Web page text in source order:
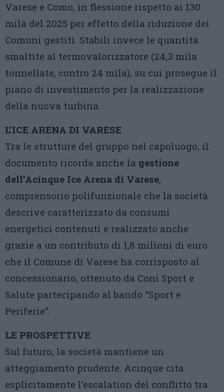
Varese e Como, in flessione rispetto ai 130
mila del 2025 per effetto della riduzione dei
Comuni gestiti. Stabili invece le quantità
smaltite al termovalorizzatore (24,3 mila
tonnellate, contro 24 mila), su cui prosegue il
piano di investimento per la realizzazione
della nuova turbina.
L’ICE ARENA DI VARESE
Tra le strutture del gruppo nel capoluogo, il
documento ricorda anche la gestione
dell’Acinque Ice Arena di Varese,
comprensorio polifunzionale che la società
descrive caratterizzato da consumi
energetici contenuti e realizzato anche
grazie a un contributo di 1,8 milioni di euro
che il Comune di Varese ha corrisposto al
concessionario, ottenuto da Coni Sport e
Salute partecipando al bando “Sport e
Periferie”.
LE PROSPETTIVE
Sul futuro, la società mantiene un
atteggiamento prudente. Acinque cita
esplicitamente l’escalation del conflitto tra